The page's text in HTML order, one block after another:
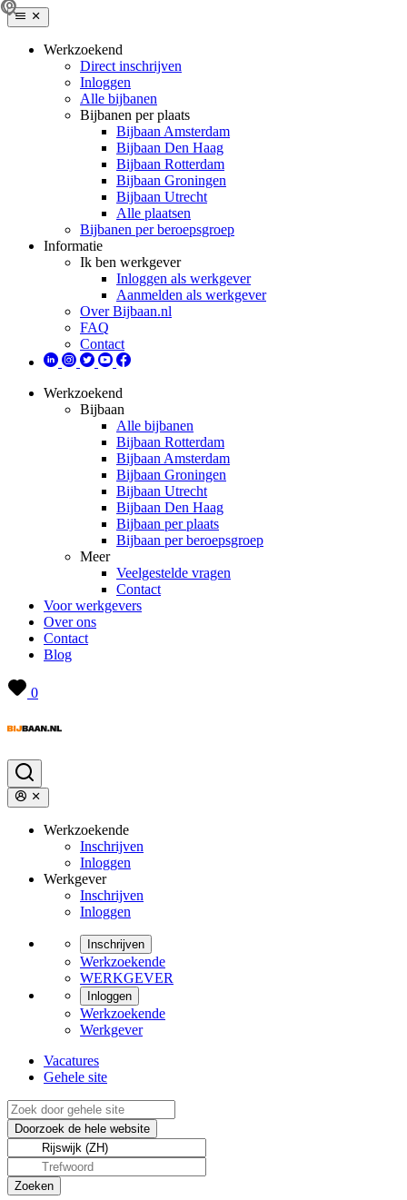
Werkzoekend
Direct inschrijven
Inloggen
Alle bijbanen
Bijbanen per plaats
Bijbaan Amsterdam
Bijbaan Den Haag
Bijbaan Rotterdam
Bijbaan Groningen
Bijbaan Utrecht
Alle plaatsen
Bijbanen per beroepsgroep
Informatie
Ik ben werkgever
Inloggen als werkgever
Aanmelden als werkgever
Over Bijbaan.nl
FAQ
Contact
Werkzoekend
Bijbaan
Alle bijbanen
Bijbaan Rotterdam
Bijbaan Amsterdam
Bijbaan Groningen
Bijbaan Utrecht
Bijbaan Den Haag
Bijbaan per plaats
Bijbaan per beroepsgroep
Meer
Veelgestelde vragen
Contact
Voor werkgevers
Over ons
Contact
Blog
0
Werkzoekende
Inschrijven
Inloggen
Werkgever
Inschrijven
Inloggen
Inschrijven
Werkzoekende
WERKGEVER
Inloggen
Werkzoekende
Werkgever
Vacatures
Gehele site